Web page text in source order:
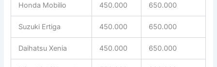
Honda Mobilio 450.000 650.000
Suzuki Ertiga 450.000 650.000
Daihatsu Xenia 450.000 650.000